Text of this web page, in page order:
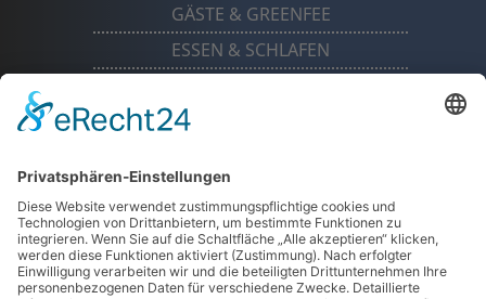
GÄSTE & GREENFEE
ESSEN & SCHLAFEN
MANNSCHAFTEN
THÜRINGER GOLFCLUB »DREI
GLEICHEN« MÜHLBERG E.V.